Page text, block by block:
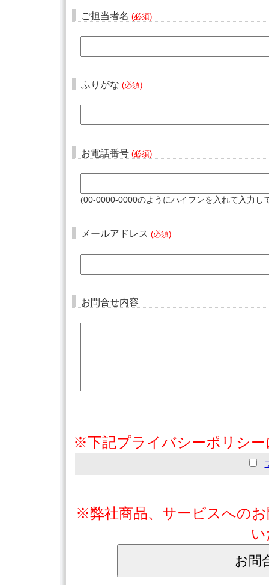
ご担当者名 (必須)
ふりがな (必須)
お電話番号 (必須)
(00-0000-0000のようにハイフンを入れて入力し
メールアドレス (必須)
お問合せ内容
※下記プライバシーポリシ
※弊社商品、サービスへの